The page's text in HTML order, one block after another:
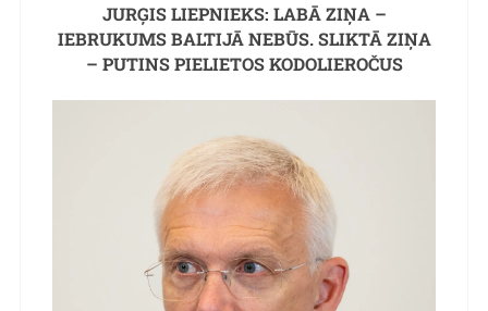
JURĢIS LIEPNIEKS: LABĀ ZIŅA –
IEBRUKUMS BALTIJĀ NEBŪS. SLIKTĀ ZIŅA
– PUTINS PIELIETOS KODOLIEROČUS